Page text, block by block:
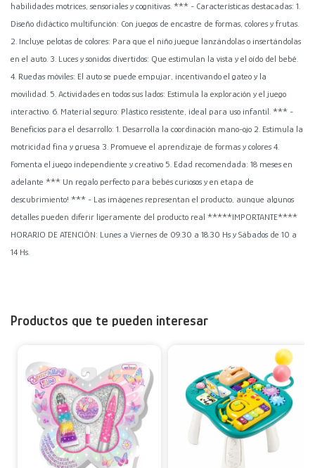
habilidades motrices, sensoriales y cognitivas. *** - Características destacadas: 1.
Diseño didáctico multifunción: Con juegos de encastre de formas, colores y frutas.
2. Incluye pelotas de colores: Para que el niño juegue lanzándolas o insertándolas
en el auto. 3. Luces y sonidos divertidos: Que estimulan la vista y el oído del bebé.
4. Ruedas móviles: El auto se puede empujar, incentivando el gateo y la
movilidad. 5. Actividades en todos sus lados: Estimula la exploración y el juego
interactivo. 6. Material seguro: Plástico resistente, ideal para uso infantil. *** -
Beneficios para el desarrollo: 1. Desarrolla la coordinación mano-ojo 2. Estimula la
motricidad fina y gruesa 3. Promueve el aprendizaje de formas y colores 4.
Fomenta el juego independiente y creativo 5. Edad recomendada: 18 meses en
adelante *** Un regalo perfecto para bebés curiosos y en etapa de
descubrimiento! *** - Las imágenes representan el producto, aunque algunos
detalles pueden diferir ligeramente del producto real *****IMPORTANTE****
HORARIO DE ATENCIÓN: Lunes a Viernes de 09.30 a 18.30 Hs y Sábados de 10 a
14 Hs.
Productos que te pueden interesar